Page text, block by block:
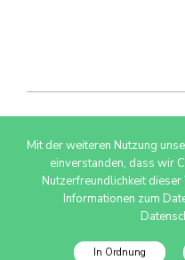
© 2026
Mit der weiteren Nutzung
einverstanden, dass wir
Nutzerfreundlichkeit
Informationen zum
In Ordnung